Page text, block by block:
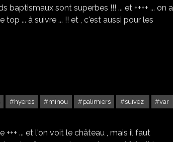
baptismaux sont superbes !!! ... et ++++ ... on a
... à suivre ... !! et , c'est aussi pour les
hyeres minou palimiers suivez var
HYÈRES DANS LE VAR -4/4
+++ ... et l'on voit le château , mais il faut